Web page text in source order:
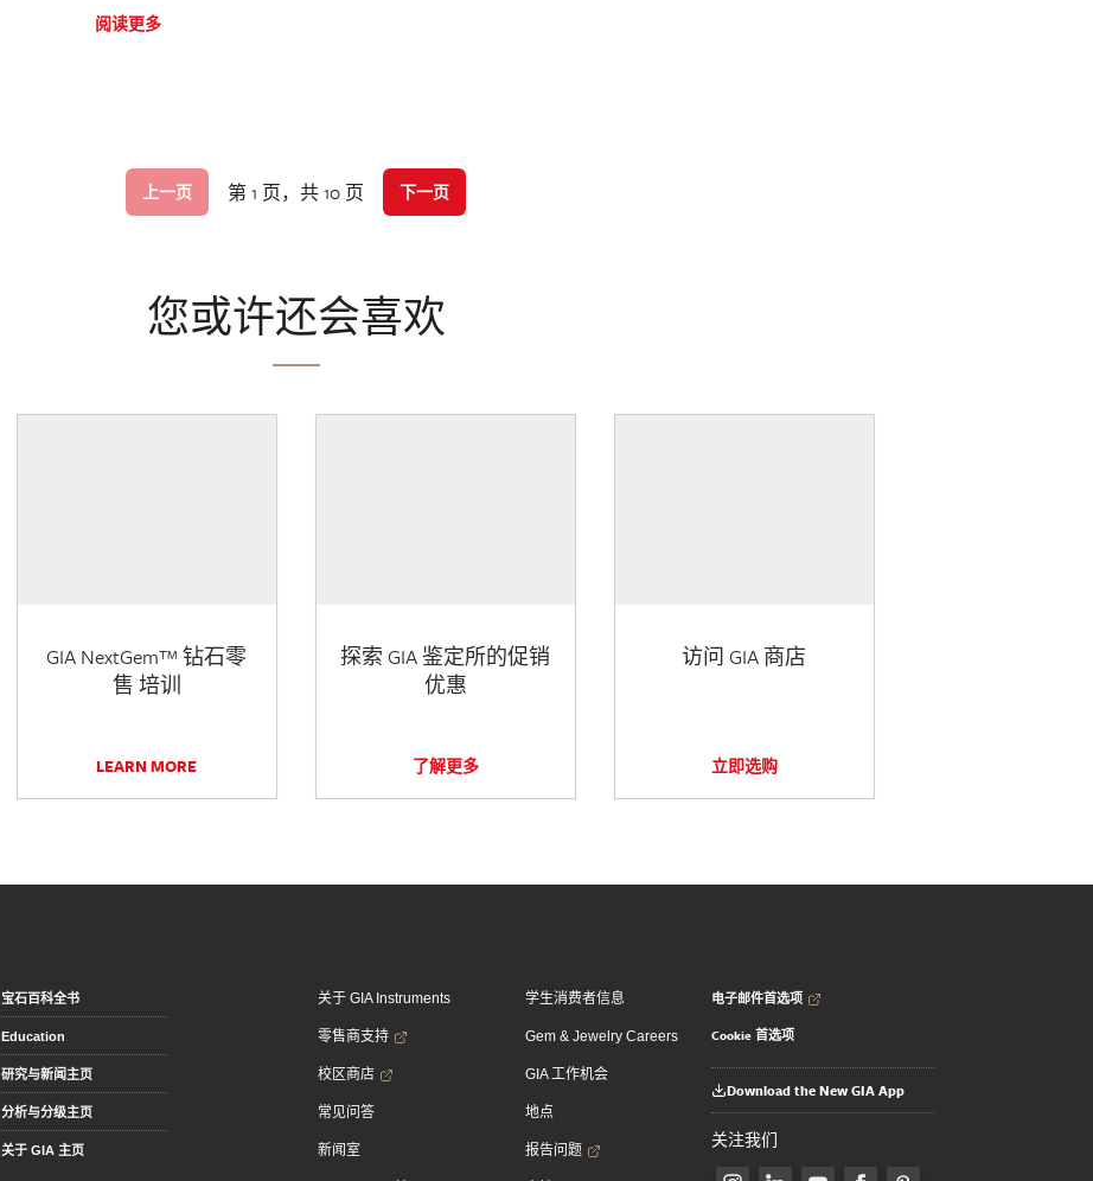
阅读更多
上一页 第 1 页，共 10 页 下一页
您或许还会喜欢
GIA NextGem™ 钻石零
售 培训
LEARN MORE
探索 GIA 鉴定所的促销
优惠
了解更多
访问 GIA 商店
立即选购
宝石百科全书
Education
研究与新闻主页
分析与分级主页
关于 GIA 主页
关于 GIA Instruments
零售商支持
校区商店
常见问答
新闻室
学生消费者信息
Gem & Jewelry Careers
GIA 工作机会
地点
报告问题
电子邮件首选项
Cookie 首选项
Download the New GIA App
关注我们